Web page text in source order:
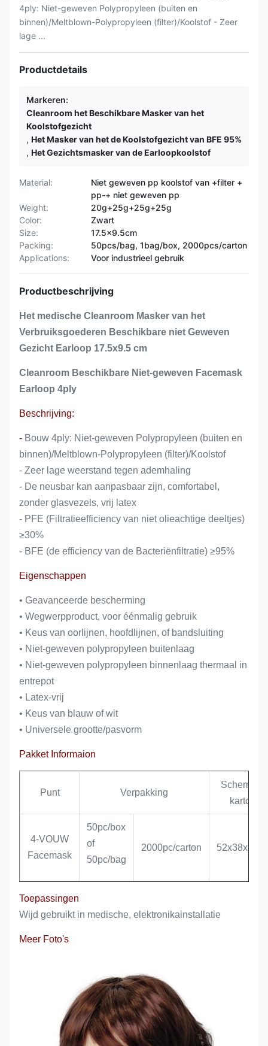
4ply: Niet-geweven Polypropyleen (buiten en
binnen)/Meltblown-Polypropyleen (filter)/Koolstof - Zeer
lage ...
Productdetails
Markeren:
Cleanroom het Beschikbare Masker van het
Koolstofgezicht
, Het Masker van het de Koolstofgezicht van BFE 95%
, Het Gezichtsmasker van de Earloopkoolstof
Material:
Niet geweven pp koolstof van +filter +
pp-+ niet geweven pp
Weight:
20g+25g+25g+25g
Color:
Zwart
Size:
17.5x9.5cm
Packing:
50pcs/bag, 1bag/box, 2000pcs/carton
Applications:
Voor industrieel gebruik
Productbeschrijving
Het medische Cleanroom Masker van het
Verbruiksgoederen Beschikbare niet Geweven
Gezicht Earloop 17.5x9.5 cm
Cleanroom Beschikbare Niet-geweven Facemask
Earloop 4ply
Beschrijving:
- Bouw 4ply: Niet-geweven Polypropyleen (buiten en
binnen)/Meltblown-Polypropyleen (filter)/Koolstof
- Zeer lage weerstand tegen ademhaling
- De neusbar kan aanpasbaar zijn, comfortabel,
zonder glasvezels, vrij latex
- PFE (Filtratieefficiency van niet olieachtige deeltjes)
≥30%
- BFE (de efficiency van de Bacteriënfiltratie) ≥95%
Eigenschappen
• Geavanceerde bescherming
• Wegwerpproduct, voor éénmalig gebruik
• Keus van oorlijnen, hoofdlijnen, of bandsluiting
• Niet-geweven polypropyleen buitenlaag
• Niet-geweven polypropyleen binnenlaag thermaal in
entrepot
• Latex-vrij
• Keus van blauw of wit
• Universele grootte/pasvorm
Pakket Informaion
Punt Verpakking
Schemerig
karton.
4-VOUW
Facemask
50pc/box
of
50pc/bag
2000pc/carton
Toepassingen
Wijd gebruikt in medische, elektronikainstallatie
Meer Foto's